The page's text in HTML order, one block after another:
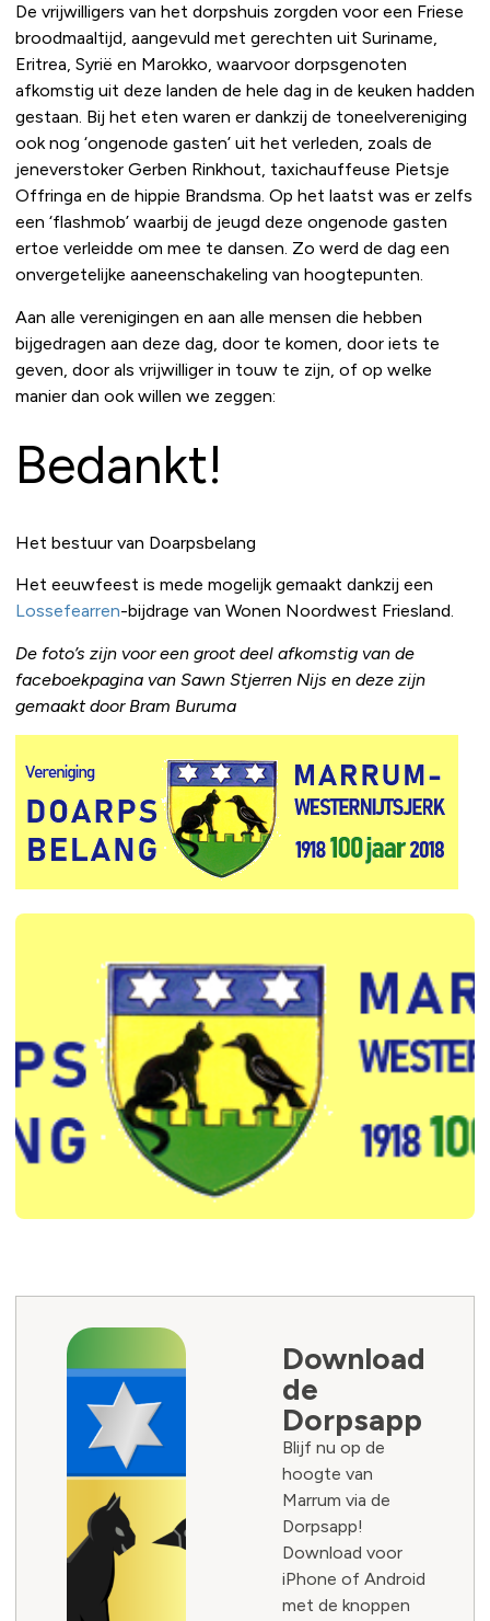
De vrijwilligers van het dorpshuis zorgden voor een Friese
broodmaaltijd, aangevuld met gerechten uit Suriname,
Eritrea, Syrië en Marokko, waarvoor dorpsgenoten
afkomstig uit deze landen de hele dag in de keuken hadden
gestaan. Bij het eten waren er dankzij de toneelvereniging
ook nog ‘ongenode gasten’ uit het verleden, zoals de
jeneverstoker Gerben Rinkhout, taxichauffeuse Pietsje
Offringa en de hippie Brandsma. Op het laatst was er zelfs
een ‘flashmob’ waarbij de jeugd deze ongenode gasten
ertoe verleidde om mee te dansen. Zo werd de dag een
onvergetelijke aaneenschakeling van hoogtepunten.
Aan alle verenigingen en aan alle mensen die hebben
bijgedragen aan deze dag, door te komen, door iets te
geven, door als vrijwilliger in touw te zijn, of op welke
manier dan ook willen we zeggen:
Bedankt!
Het bestuur van Doarpsbelang
Het eeuwfeest is mede mogelijk gemaakt dankzij een
Lossefearren-bijdrage van Wonen Noordwest Friesland.
De foto’s zijn voor een groot deel afkomstig van de
faceboekpagina van Sawn Stjerren Nijs en deze zijn
gemaakt door Bram Buruma
Download
de
Dorpsapp
Blijf nu op de
hoogte van
Marrum via de
Dorpsapp!
Download voor
iPhone of Android
met de knoppen